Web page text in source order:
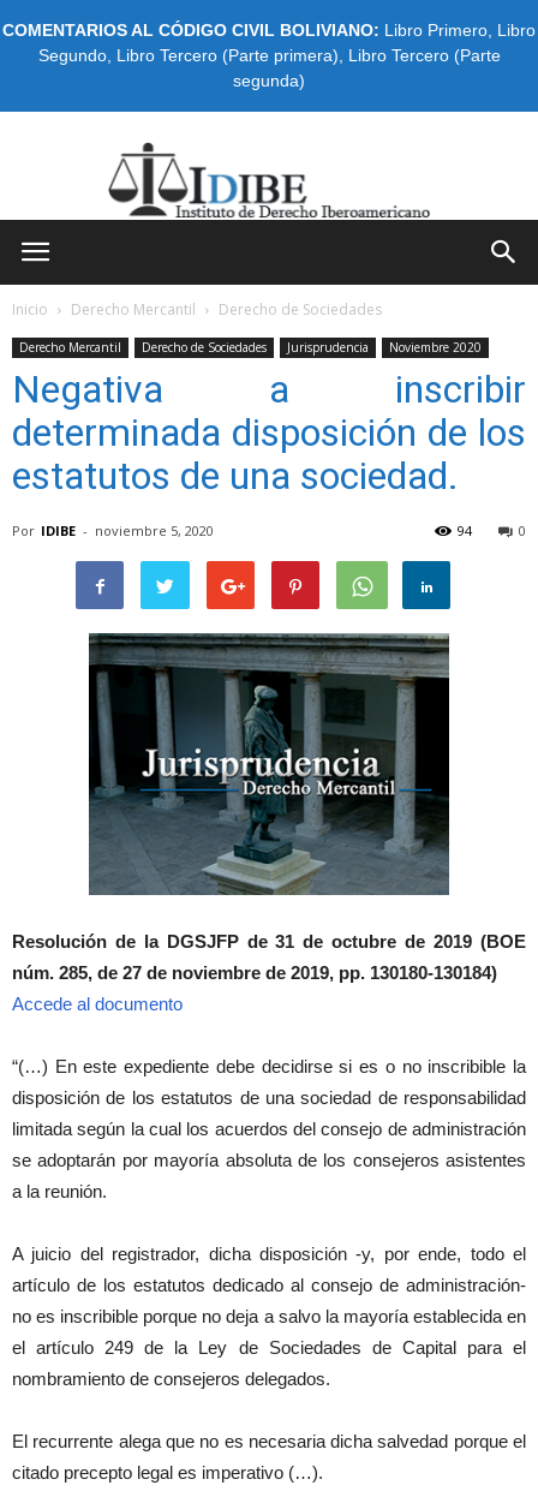
COMENTARIOS AL CÓDIGO CIVIL BOLIVIANO: Libro Primero Libro
Segundo, Libro Tercero (Parte primera)
Libro Tercero (Parte
segunda)
Inicio Derecho Mercantil Derecho de Sociedades
Derecho Mercantil Derecho de Sociedades Jurisprudencia Noviembre 2020
Negativa a inscribir
determinada disposición de los
estatutos de una sociedad.
Por IDIBE - noviembre 5, 2020 0
94
Resolución de la DGSJFP de 31 de octubre de 2019 (BOE
núm. 285, de 27 de noviembre de 2019, pp. 130180-130184)
Accede al documento
“(…) En este expediente debe decidirse si es o no inscribible la
disposición de los estatutos de una sociedad de responsabilidad
limitada según la cual los acuerdos del consejo de administración
se adoptarán por mayoría absoluta de los consejeros asistentes
a la reunión.
A juicio del registrador, dicha disposición -y, por ende, todo el
artículo de los estatutos dedicado al consejo de administración-
no es inscribible porque no deja a salvo la mayoría establecida en
el artículo 249 de la Ley de Sociedades de Capital para el
nombramiento de consejeros delegados.
El recurrente alega que no es necesaria dicha salvedad porque el
citado precepto legal es imperativo (…).